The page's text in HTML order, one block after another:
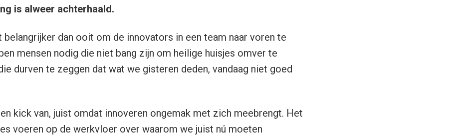
is alweer achterhaald.
belangrijker dan ooit om de innovators in een team naar voren te
mensen nodig die niet bang zijn om heilige huisjes omver te
durven te zeggen dat wat we gisteren deden, vandaag niet goed
kick van, juist omdat innoveren ongemak met zich meebrengt. Het
voeren op de werkvloer over waarom we juist nú moeten